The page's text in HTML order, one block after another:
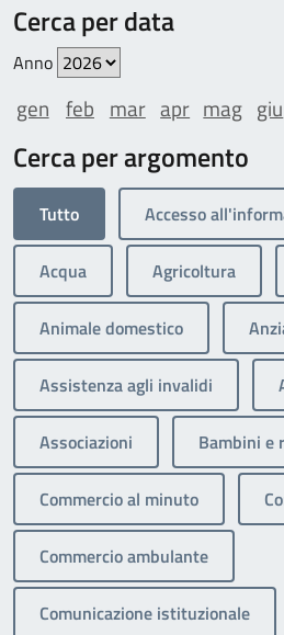
Cerca per data
Anno
gen feb mar apr mag giu
Cerca per argomento
Tutto Accesso
Acqua Agricoltura
Animale domestico
Assistenza agli invalidi
Associazioni Bambini e
Commercio al minuto
Commercio ambulante
Comunicazione istituzionale